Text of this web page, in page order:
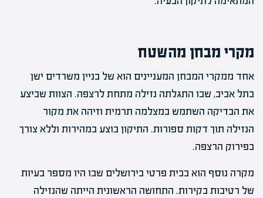
מקרי מבחן מהשטח
אחד ממקרי המבחן המעניינים הוא של בניין משרדים ישן
בתל אביב, שבו התגלתה נזילה מתחת לרצפה. הצוות שביצע
את הבדיקה השתמש במצלמה תרמית וזיהה את מקור
הנזילה תוך דקות ספורות. התיקון בוצע במהירות וללא צורך
בפירוק הרצפה.
מקרה נוסף הוא בבית פרטי בירושלים שבו היו מספר בעיות
של רטיבות בקירות. התחושה הראשונית הייתה שהנזילה